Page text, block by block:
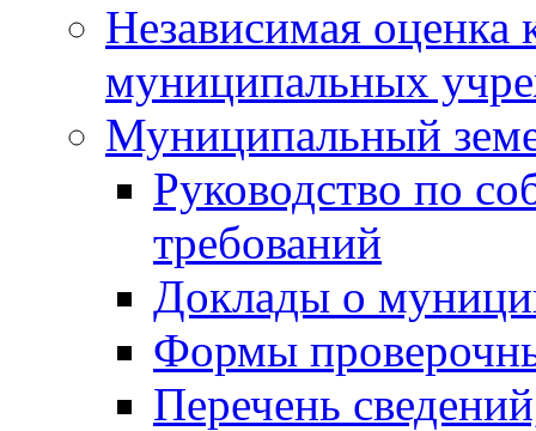
Независимая оценка
муниципальных
Муниципальный
Руководство по
требований
Доклады о
Формы
Перечень